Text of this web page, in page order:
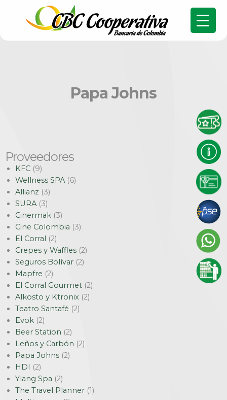
Papa Johns
Proveedores
KFC (9)
Wellness SPA(6)
Allianz (3)
SURA(3)
Cinermak (3)
Cine Colombia (3)
El Corral (2)
Crepes y Waffles (2)
Seguros Bolívar (2)
Mapfre (2)
El Corral Gourmet (2)
Alkosto y Ktronix (2)
Teatro Santafé (2)
Evok (2)
Beer Station (2)
Leños y Carbón (2)
Papa Johns (2)
HDI (2)
Ylang Spa (2)
The Travel Planner (1)